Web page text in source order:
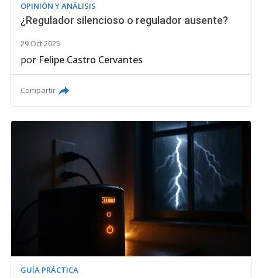
OPINIÓN Y ANÁLISIS
¿Regulador silencioso o regulador ausente?
29 Oct 2025
por Felipe Castro Cervantes
Compartir
GUÍA PRÁCTICA